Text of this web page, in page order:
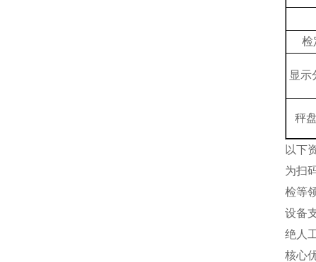
检
显示
秤
以下
为扫
检等
设备
绝人
核心